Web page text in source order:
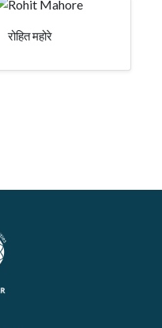
रोहित महोरे